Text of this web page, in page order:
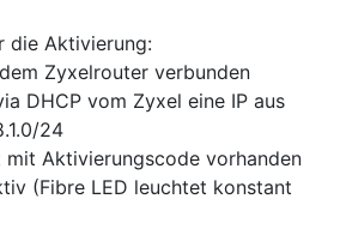
die Aktivierung:
Zyxelrouter verbunden
DHCP vom Zyxel eine IP aus
24
Aktivierungscode vorhanden
(Fibre LED leuchtet konstant